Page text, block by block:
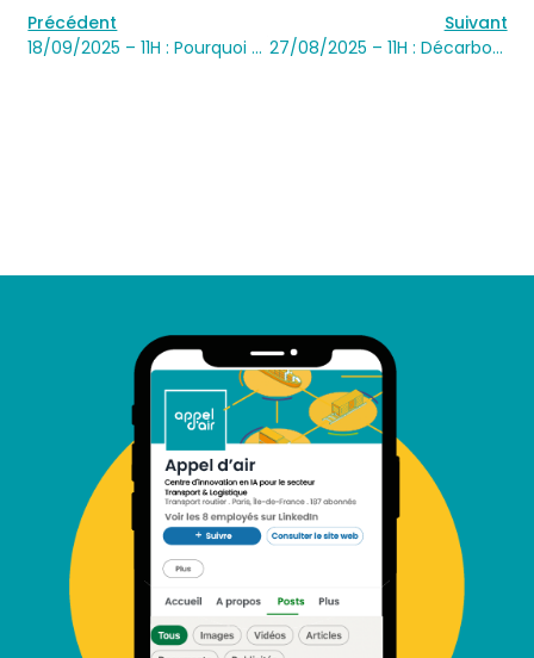
Suivant
27/08/2025 – 11H : Décarbonez votre transport de marchandise grâce au report modal
Précédent
18/09/2025 – 11H : Pourquoi décarboner votre fret grâce au report modal est à votre portée ?